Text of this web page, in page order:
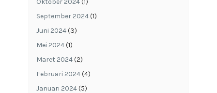
September 2024(1)
Juni 2024(3)
Mei 2024(1)
Maret 2024(2)
Februari 2024(4)
Januari 2024(5)